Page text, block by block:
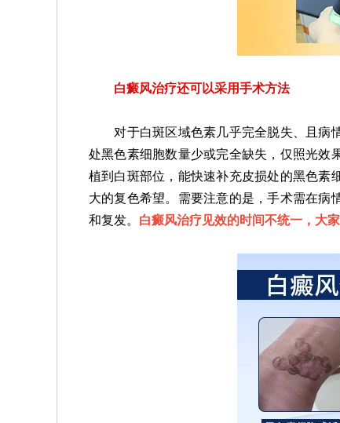
白癜风治疗还可以采用手术方法
对于白斑区域色素几乎完全脱失、且病情
处黑色素细胞数量少或完全缺失，仅照光效
植到白斑部位，能快速补充皮损处的黑色素
大的复色希望。需要注意的是，手术需在病
和复发。 白癜风治疗见效的时间不统一，大